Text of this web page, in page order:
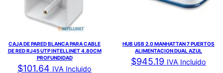
CAJA DE PARED BLANCA PARA CABLE
DE RED RJ45 UTP INTELLINET 4.80CM
PROFUNDIDAD
$101.64 IVA Incluido
HUB USB 2.0 MANHATTAN 7 PUERTOS
ALIMENTACION DUAL AZUL
$945.19 IVA Incluido